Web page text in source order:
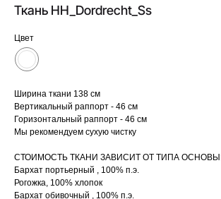
Ткань HH_Dordrecht_Ss
Цвет
Ширина ткани 138 см
Вертикальный раппорт - 46 см
Горизонтальный раппорт - 46 см
Мы рекомендуем сухую чистку
СТОИМОСТЬ ТКАНИ ЗАВИСИТ ОТ ТИПА
Бархат портьерный , 100% п.э.
Рогожка, 100% хлопок
Бархат обивочный , 100% п.э.